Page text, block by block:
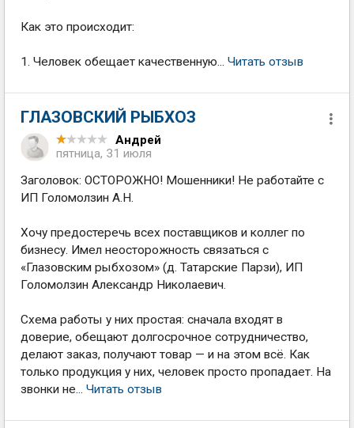
Как это происходит:
1. Человек обещает качественную... Читать отзыв
ГЛАЗОВСКИЙ РЫБХОЗ
Андрей
пятница, 31 июля
Заголовок: ОСТОРОЖНО! Мошенники! Не работайте с
ИП Голомолзин А.Н.
Хочу предостеречь всех поставщиков и коллег по
бизнесу. Имел неосторожность связаться с
«Глазовским рыбхозом» (д. Татарские Парзи), ИП
Голомолзин Александр Николаевич.
Схема работы у них простая: сначала входят в
доверие, обещают долгосрочное сотрудничество,
делают заказ, получают товар — и на этом всё. Как
только продукция у них, человек просто пропадает. На
звонки не... Читать отзыв